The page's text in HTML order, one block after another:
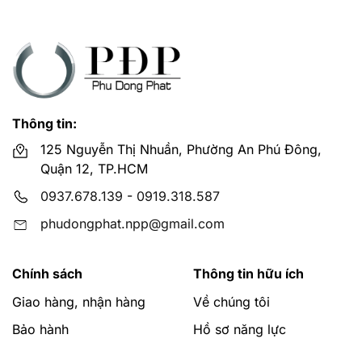
Thông tin:
125 Nguyễn Thị Nhuần, Phường An Phú Đông,
Quận 12, TP.HCM
0937.678.139 - 0919.318.587
phudongphat.npp@gmail.com
Chính sách
Giao hàng, nhận hàng
Bảo hành
Thông tin hữu ích
Về chúng tôi
Hồ sơ năng lực